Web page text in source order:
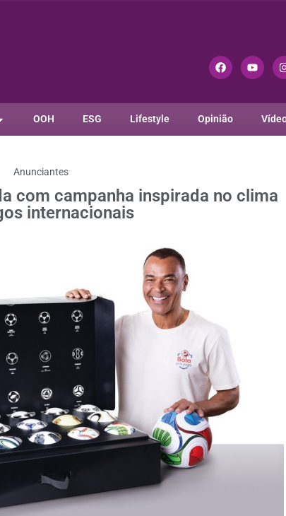
OOH ESG Lifestyle Opinião
Anunciantes
com campanha inspirada no clima
internacionais